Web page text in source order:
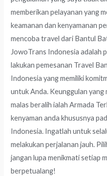
memberikan pelayanan yang
keamanan dan kenyamanan
mencoba travel dari Bantul
JowoTrans Indonesia adalah
lakukan pemesanan Travel
Indonesia yang memiliki
untuk Anda. Keunggulan
malas beralih ialah Armada
kenyaman anda khususnya
Indonesia. Ingatlah untuk
melakukan perjalanan jauh.
jangan lupa menikmati setiap
berpetualang!